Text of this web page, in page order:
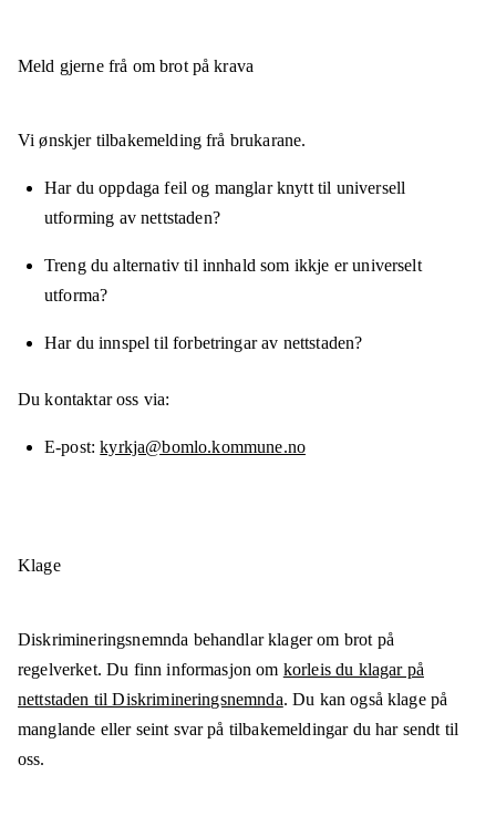
Meld gjerne frå om brot på krava
Vi ønskjer tilbakemelding frå brukarane.
Har du oppdaga feil og manglar knytt til universell
utforming av nettstaden?
Treng du alternativ til innhald som ikkje er universelt
utforma?
Har du innspel til forbetringar av nettstaden?
Du kontaktar oss via:
E-post kyrkja@bomlo.kommune.no
Klage
Diskrimineringsnemnda behandlar klager om brot på
regelverket. Du finn informasjon om korleis du klagar på
nettstaden til Diskrimineringsnemnda. Du kan også klage på
manglande eller seint svar på tilbakemeldingar du har sendt til
oss.